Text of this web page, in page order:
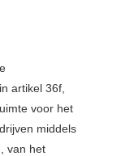
artikel 36f,
voor het
middels
van het